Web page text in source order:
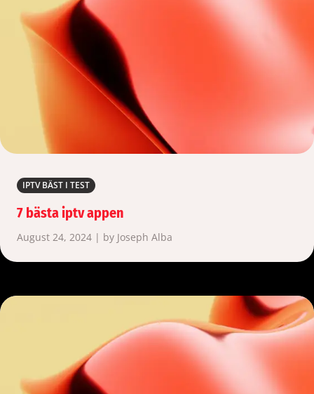
IPTV BÄST I TEST
7 bästa iptv appen
August 24, 2024 | by Joseph Alba